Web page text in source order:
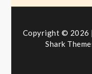
Copyright © 2026
Shark